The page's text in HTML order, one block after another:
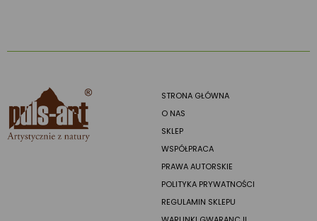
STRONA GŁÓWNA
O NAS
SKLEP
WSPÓŁPRACA
PRAWA AUTORSKIE
POLITYKA PRYWATNOŚCI
REGULAMIN SKLEPU